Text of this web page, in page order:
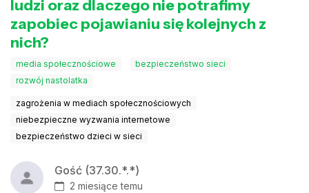
ludzi oraz dlaczego nie potrafimy
zapobiec pojawianiu się kolejnych z
nich?
media społecznościowe
bezpieczeństwo sieci
rozwój nastolatka
zagrożenia w mediach społecznościowych
niebezpieczne wyzwania internetowe
bezpieczeństwo dzieci w sieci
Gość (37.30.*.*)
2 miesiące temu